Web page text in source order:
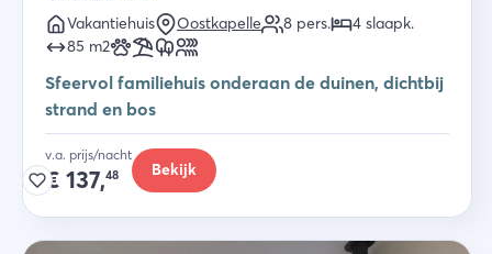
Vakantiehuis Oostkapelle 8 pers. 4 slaapk.
85 m2
Sfeervol familiehuis onderaan de duinen, dichtbij
strand en bos
v.a. prijs/nacht
€ 137,48 Bekijk